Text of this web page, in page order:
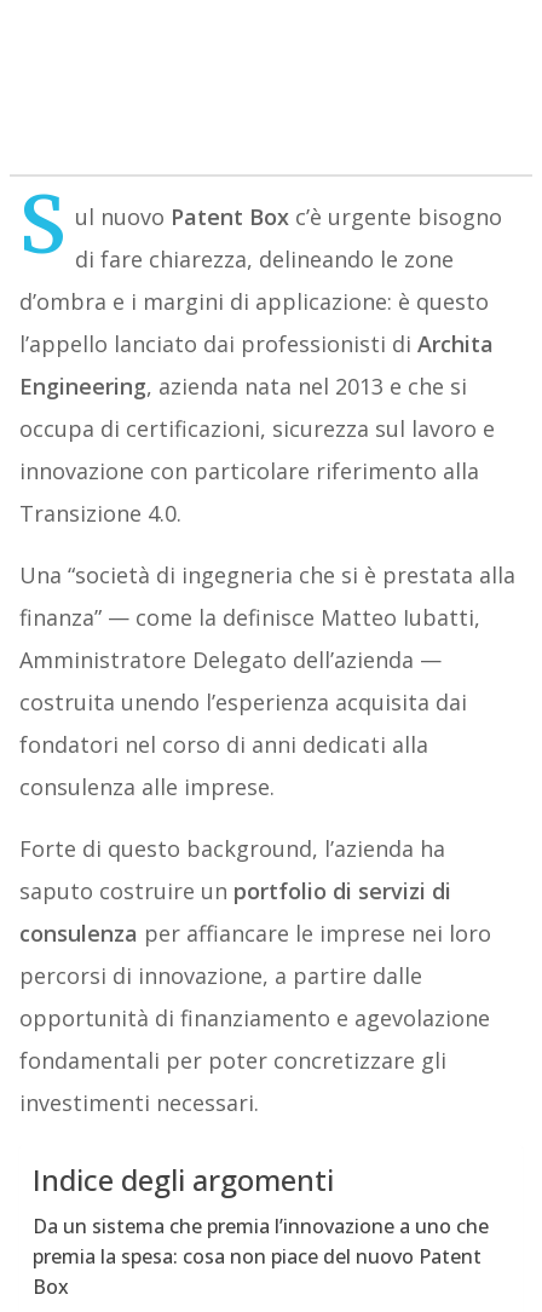
S ul nuovo Patent Boxc’è urgente bisogno
di fare chiarezza, delineando le zone
d’ombra e i margini di applicazione: è questo
l’appello lanciato dai professionisti di Archita
Engineering, azienda nata nel 2013 e che si
occupa di certificazioni, sicurezza sul lavoro e
innovazione con particolare riferimento alla
Transizione 4.0.
Una “società di ingegneria che si è prestata alla
finanza” — come la definisce Matteo Iubatti,
Amministratore Delegato dell’azienda —
costruita unendo l’esperienza acquisita dai
fondatori nel corso di anni dedicati alla
consulenza alle imprese.
Forte di questo background, l’azienda ha
saputo costruire un portfolio di servizi di
consulenza per affiancare le imprese nei loro
percorsi di innovazione, a partire dalle
opportunità di finanziamento e agevolazione
fondamentali per poter concretizzare gli
investimenti necessari.
Indice degli argomenti
Da un sistema che premia l’innovazione a uno che
premia la spesa: cosa non piace del nuovo Patent
Box